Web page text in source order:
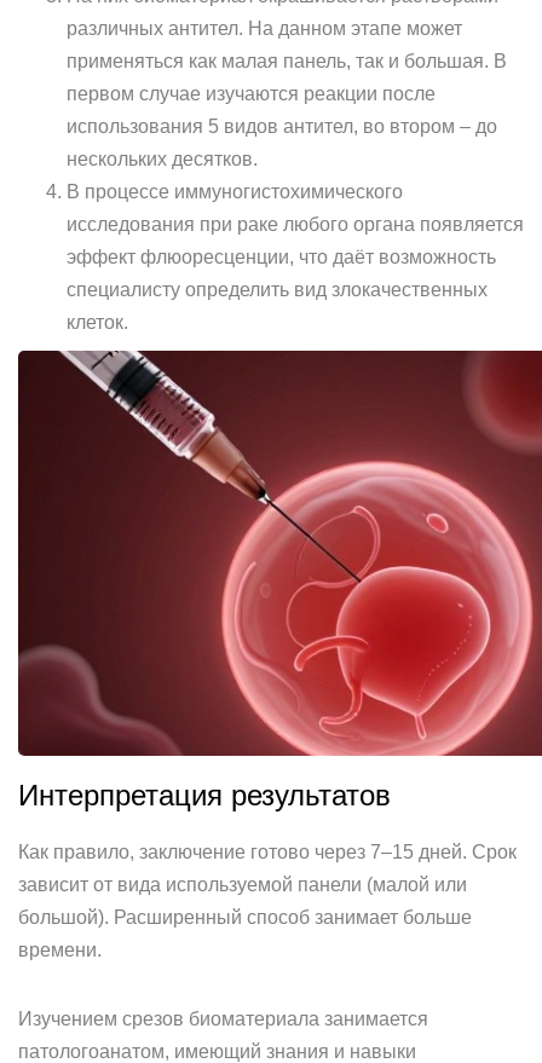
различных антител. На данном этапе может
применяться как малая панель, так и большая. В
первом случае изучаются реакции после
использования 5 видов антител, во втором – до
нескольких десятков.
В процессе иммуногистохимического
исследования при раке любого органа появляется
эффект флюоресценции, что даёт возможность
специалисту определить вид злокачественных
клеток.
Интерпретация результатов
Как правило, заключение готово через 7–15 дней. Срок
зависит от вида используемой панели (малой или
большой). Расширенный способ занимает больше
времени.
Изучением срезов биоматериала занимается
патологоанатом, имеющий знания и навыки